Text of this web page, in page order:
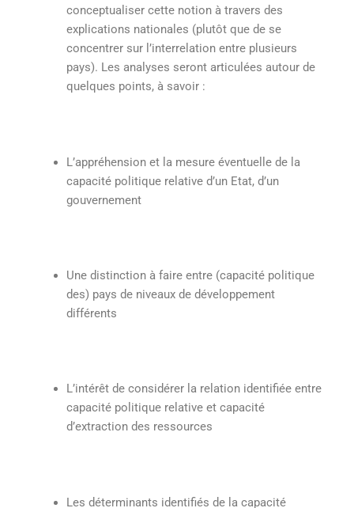
conceptualiser cette notion à travers des
explications nationales (plutôt que de se
concentrer sur l’interrelation entre plusieurs
pays). Les analyses seront articulées autour de
quelques points, à savoir :
L’appréhension et la mesure éventuelle de la
capacité politique relative d’un Etat, d’un
gouvernement
Une distinction à faire entre (capacité politique
des) pays de niveaux de développement
différents
L’intérêt de considérer la relation identifiée entre
capacité politique relative et capacité
d’extraction des ressources
Les déterminants identifiés de la capacité